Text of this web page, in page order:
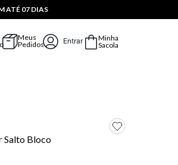
ATÉ 07 DIAS
Meus
Pedidos
Entrar
Minha
Sacola
Salto Bloco